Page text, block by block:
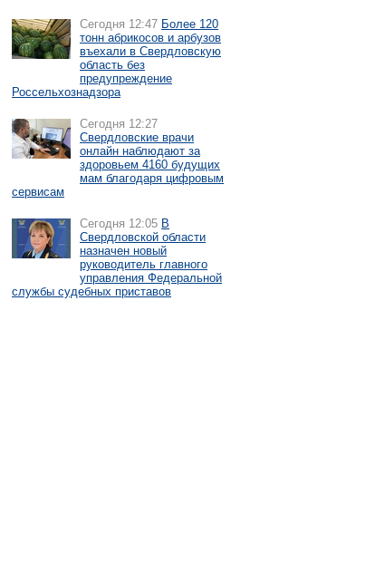
Сегодня 12:47 Более 120
тонн абрикосов и арбузов
въехали в Свердловскую
область без
предупреждение
Россельхознадзора
Сегодня 12:27
Свердловские врачи
онлайн наблюдают за
здоровьем 4160 будущих
мам благодаря цифровым
сервисам
Сегодня 12:05 В
Свердловской области
назначен новый
руководитель главного
управления Федеральной
службы судебных приставов